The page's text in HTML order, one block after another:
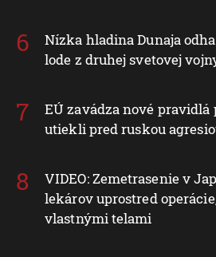
Nízka hladina Dunaja
lode z druhej svetovej
EÚ zavádza nové
utiekli pred ruskou
VIDEO: Zemetrasenie v
lekárov uprostred
vlastnými telami